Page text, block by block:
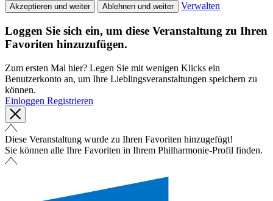
Akzeptieren und weiter Ablehnen und weiter Verwalten
Loggen Sie sich ein, um diese Veranstaltung zu Ihren
Favoriten hinzuzufügen.
Zum ersten Mal hier? Legen Sie mit wenigen Klicks ein
Benutzerkonto an, um Ihre Lieblingsveranstaltungen speichern zu
können.
Einloggen Registrieren
Diese Veranstaltung wurde zu Ihren Favoriten hinzugefügt!
Sie können alle Ihre Favoriten in Ihrem Philharmonie-Profil finden.